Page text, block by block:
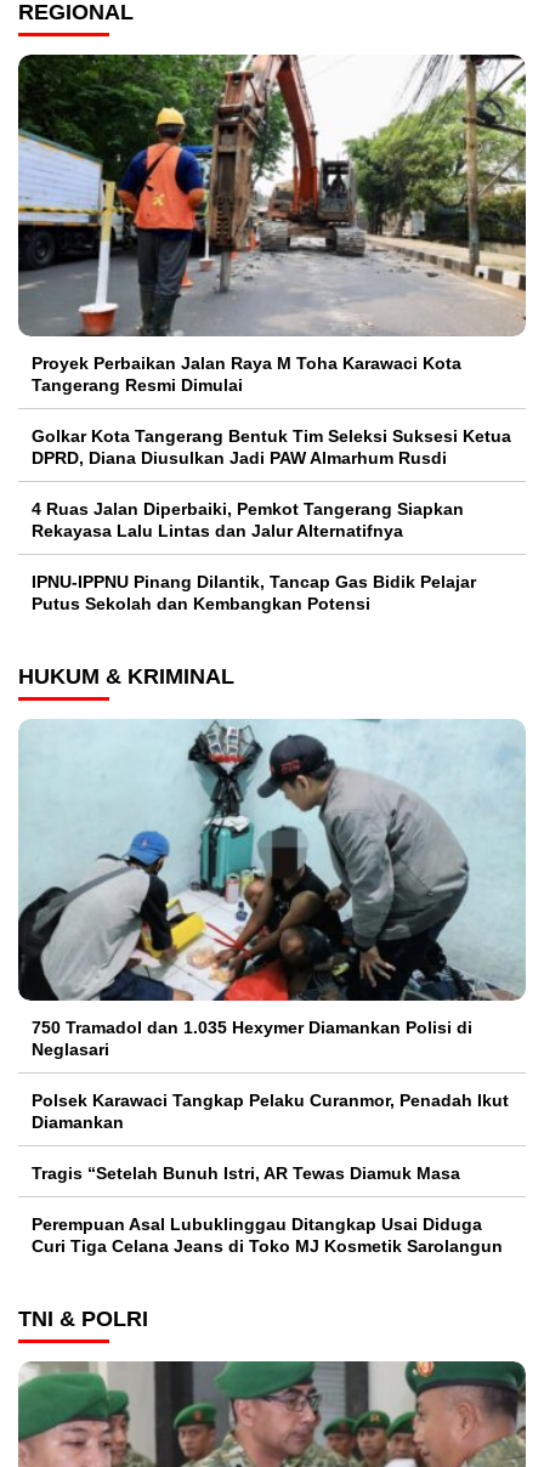
REGIONAL
Proyek Perbaikan Jalan Raya M Toha Karawaci Kota
Tangerang Resmi Dimulai
Golkar Kota Tangerang Bentuk Tim Seleksi Suksesi Ketua
DPRD, Diana Diusulkan Jadi PAW Almarhum Rusdi
4 Ruas Jalan Diperbaiki, Pemkot Tangerang Siapkan
Rekayasa Lalu Lintas dan Jalur Alternatifnya
IPNU-IPPNU Pinang Dilantik, Tancap Gas Bidik Pelajar
Putus Sekolah dan Kembangkan Potensi
HUKUM & KRIMINAL
750 Tramadol dan 1.035 Hexymer Diamankan Polisi di
Neglasari
Polsek Karawaci Tangkap Pelaku Curanmor, Penadah Ikut
Diamankan
Tragis “Setelah Bunuh Istri, AR Tewas Diamuk Masa
Perempuan Asal Lubuklinggau Ditangkap Usai Diduga
Curi Tiga Celana Jeans di Toko MJ Kosmetik Sarolangun
TNI & POLRI